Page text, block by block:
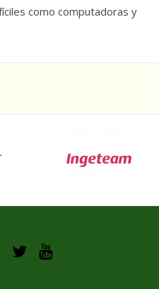
como computadoras y